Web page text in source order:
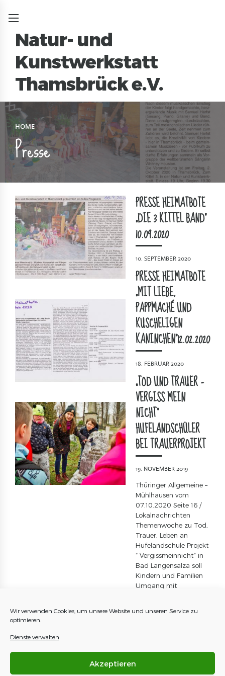
Wir verwenden Cookies, um unsere Website und unseren Service zu
optimieren.
Dienste verwalten
Akzeptieren
Natur- und
Kunstwerkstatt
Thamsbrück e.V.
HOME
Presse
PRESSE HEIMATBOTE
„DIE 3 KITTEL BAND“
10.09.2020
10. SEPTEMBER 2020
PRESSE HEIMATBOTE
„MIT LIEBE,
PAPPMACHÉ UND
KUSCHELIGEN
KANINCHEN“12.02.2020
18. FEBRUAR 2020
„TOD UND TRAUER –
VERGISS MEIN
NICHT“
HUFELANDSCHÜLER
BEI TRAUERPROJEKT
19. NOVEMBER 2019
Thüringer Allgemeine –
Mühlhausen vom
07.10.2020 Seite 16 /
Lokalnachrichten
Themenwoche zu Tod,
Trauer, Leben an
Hufelandschule Projekt
“ Vergissmeinnicht“ in
Bad Langensalza soll
Kindern und Familien
Umgang mit
Friedemann Mertin